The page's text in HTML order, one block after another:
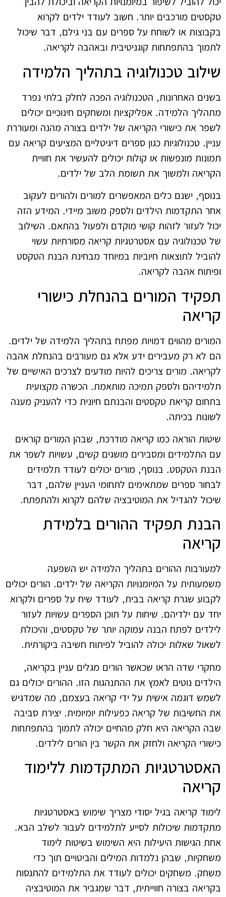
טקסטים מורכבים יותר. חשוב לעודד ילדים לקרוא
בקבוצות או לשוחח על ספרים עם בני גילם, דבר שיכול
לתמוך בהתפתחות קוגניטיבית ובאהבה לקריאה.
שילוב טכנולוגיה בתהליך הלמידה
בשנים האחרונות, הטכנולוגיה הפכה לחלק בלתי נפרד
מתהליך הלמידה. אפליקציות ומשחקים חינוכיים יכולים
לשפר את כישורי הקריאה של ילדים בצורה מהנה ומעוררת
עניין. טכנולוגיות כגון ספרים דיגיטליים המציעים קריאה עם
תמונות מונפשות או קולות יכולים להעשיר את חוויית
הקריאה ולמשוך את תשומת הלב של ילדים.
בנוסף, ישנם כלים המאפשרים למורים ולהורים לעקוב
אחר התקדמות הילדים ולספק משוב מיידי. המידע הזה
יכול לעזור לזהות קושי מוקדם ולפעול בהתאם. השילוב
של טכנולוגיה עם אסטרטגיות קריאה מסורתיות עשוי
להוביל לתוצאות חיוביות במיוחד מבחינת הבנת הטקסט
ופיתוח אהבה לקריאה.
תפקיד המורים בהנחלת כישורי
קריאה
המורים מהווים דמויות מפתח בתהליך הלמידה של ילדים.
הם לא רק מעבירים ידע אלא גם מעורבים בהנחלת אהבה
לקריאה. מורים צריכים להיות מודעים לצרכים האישיים של
תלמידיהם ולספק תמיכה מותאמת. הכשרה מקצועית
בתחום קריאת טקסטים והבנתם חיונית כדי להעניק מענה
לשונות בכיתה.
שיטות הוראה כמו קריאה מודרכת, שבהן המורים קוראים
עם התלמידים ומסבירים מושגים קשים, עשויות לשפר את
הבנת הטקסט. בנוסף, מורים יכולים לעודד תלמידים
לבחור ספרים שמתאימים לתחומי העניין שלהם, דבר
שיכול להגדיל את המוטיבציה שלהם לקרוא ולהתפתח.
הבנת תפקיד ההורים בלמידת
קריאה
למעורבות ההורים בתהליך הלמידה יש השפעה
משמעותית על המיומנויות הקריאה של ילדים. הורים יכולים
לקבוע שגרת קריאה בבית, לעודד שיח על ספרים ולקרוא
יחד עם ילדיהם. שיחות על תוכן הספרים עשויות לעזור
לילדים לפתח הבנה עמוקה יותר של טקסטים, והיכולת
לשאול שאלות יכולה להוביל לפיתוח חשיבה ביקורתית.
מחקרי שדה הראו שכאשר הורים מגלים עניין בקריאה,
הילדים נוטים לאמץ את ההתנהגות הזו. ההורים יכולים גם
לשמש דוגמה אישית על ידי קריאה בעצמם, מה שמדגיש
את החשיבות של קריאה כפעילות יומיומית. יצירת סביבה
שבה הקריאה היא חלק מהחיים יכולה לתמוך בהתפתחות
כישורי הקריאה ולחזק את הקשר בין הורים לילדים.
האסטרטגיות המתקדמות ללימוד
קריאה
לימוד קריאה בגיל יסודי מצריך שימוש באסטרטגיות
מתקדמות שיכולות לסייע לתלמידים לעבור לשלב הבא.
אחת הגישות היעילות היא השימוש בשיטות לימוד
משחקיות, שבהן נלמדות המילים והביטויים תוך כדי
משחק. משחקים יכולים לעודד את התלמידים להתנסות
בקריאה בצורה חווייתית, דבר שמגביר את המוטיבציה